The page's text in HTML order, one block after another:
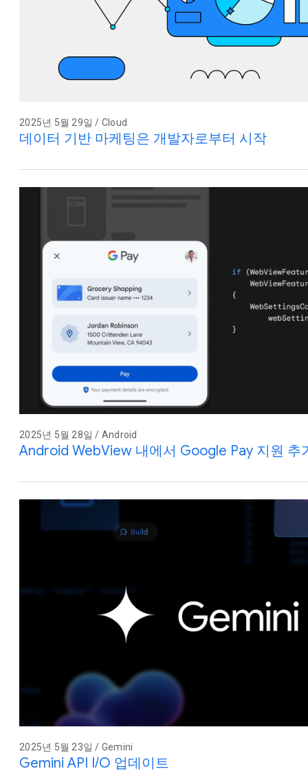
2025년 5월 29일 / Cloud
데이터 기반 마케팅은 개발자로부터 시작
2025년 5월 28일 / Android
Android WebView 내에서 Google Pay 지원 추
2025년 5월 23일 / Gemini
Gemini API I/O 업데이트